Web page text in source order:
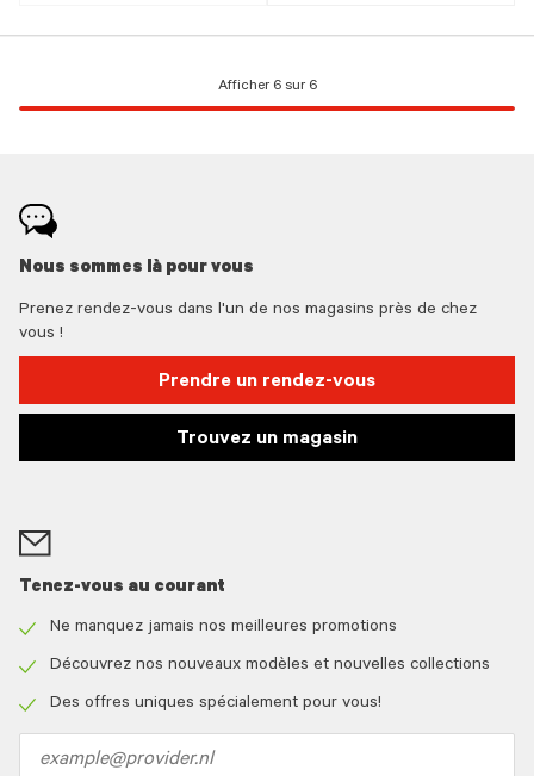
Afficher 6 sur 6
Nous sommes là pour vous
Prenez rendez-vous dans l'un de nos magasins près de chez
vous !
Prendre un rendez-vous
Trouvez un magasin
Tenez-vous au courant
icon
Ne manquez jamais nos meilleures promotions
icon
Découvrez nos nouveaux modèles et nouvelles collections
Des offres uniques spécialement pour vous!
address